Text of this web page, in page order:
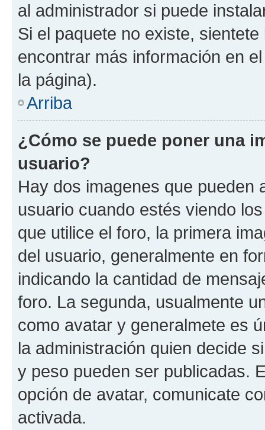
al administrador si puede
Si el paquete no existe,
encontrar más información en
la página).
Arriba
¿Cómo se puede poner una
usuario?
Hay dos imagenes que pueden
usuario cuando estés viendo
que utilice el foro, la primera
del usuario, generalmente en
indicando la cantidad de
foro. La segunda, usualmente
como avatar y generalmete es
la administración quien decide
y peso pueden ser publicadas.
opción de avatar, comunicate
activada.